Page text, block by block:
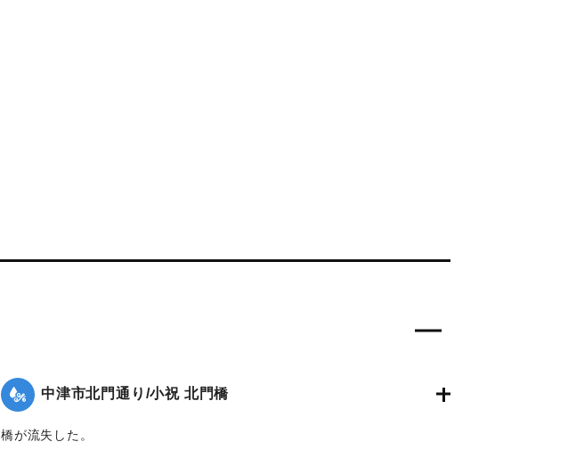
中津市北門通り/小祝 北門橋
橋が流失した。